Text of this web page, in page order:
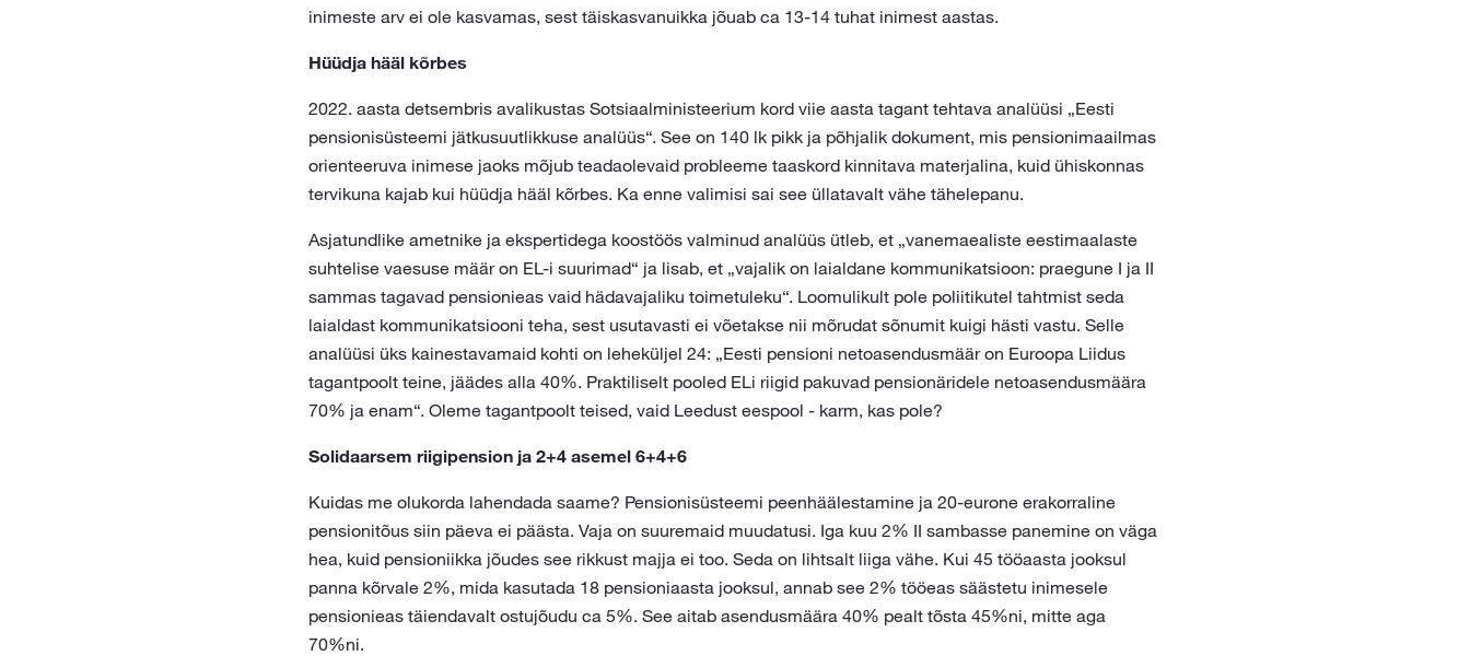
inimeste arv ei ole kasvamas, sest täiskasvanuikka jõuab ca 13-14 tuhat inimest aastas.
Hüüdja hääl kõrbes
2022. aasta detsembris avalikustas Sotsiaalministeerium kord viie aasta tagant tehtava analüüsi „Eesti
pensionisüsteemi jätkusuutlikkuse analüüs“. See on 140 lk pikk ja põhjalik dokument, mis pensionimaailmas
orienteeruva inimese jaoks mõjub teadaolevaid probleeme taaskord kinnitava materjalina, kuid ühiskonnas
tervikuna kajab kui hüüdja hääl kõrbes. Ka enne valimisi sai see üllatavalt vähe tähelepanu.
Asjatundlike ametnike ja ekspertidega koostöös valminud analüüs ütleb, et „vanemaealiste eestimaalaste
suhtelise vaesuse määr on EL-i suurimad“ ja lisab, et „vajalik on laialdane kommunikatsioon: praegune I ja II
sammas tagavad pensionieas vaid hädavajaliku toimetuleku“. Loomulikult pole poliitikutel tahtmist seda
laialdast kommunikatsiooni teha, sest usutavasti ei võetakse nii mõrudat sõnumit kuigi hästi vastu. Selle
analüüsi üks kainestavamaid kohti on leheküljel 24: „Eesti pensioni netoasendusmäär on Euroopa Liidus
tagantpoolt teine, jäädes alla 40%. Praktiliselt pooled ELi riigid pakuvad pensionäridele netoasendusmäära
70% ja enam“. Oleme tagantpoolt teised, vaid Leedust eespool - karm, kas pole?
Solidaarsem riigipension ja 2+4 asemel 6+4+6
Kuidas me olukorda lahendada saame? Pensionisüsteemi peenhäälestamine ja 20-eurone erakorraline
pensionitõus siin päeva ei päästa. Vaja on suuremaid muudatusi. Iga kuu 2% II sambasse panemine on väga
hea, kuid pensioniikka jõudes see rikkust majja ei too. Seda on lihtsalt liiga vähe. Kui 45 tööaasta jooksul
panna kõrvale 2%, mida kasutada 18 pensioniaasta jooksul, annab see 2% tööeas säästetu inimesele
pensionieas täiendavalt ostujõudu ca 5%. See aitab asendusmäära 40% pealt tõsta 45%ni, mitte aga
70%ni.